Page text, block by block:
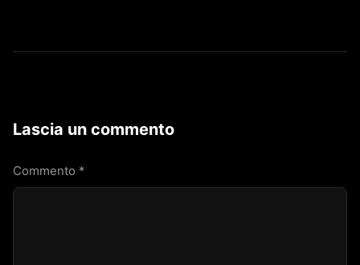
Lascia un commento
Commento *